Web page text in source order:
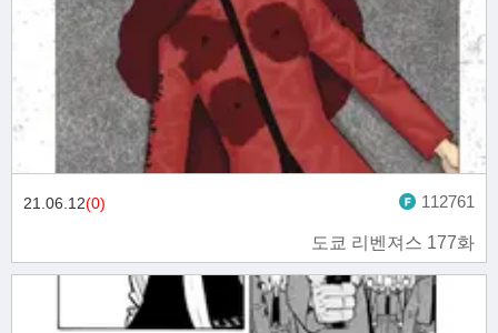
도쿄 리벤져스 177화
21.06.12(0) 112761